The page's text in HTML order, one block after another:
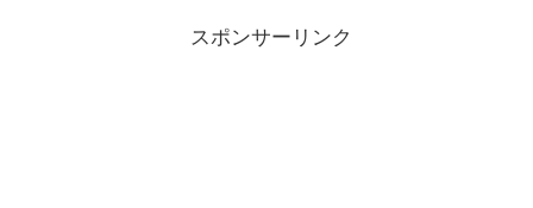
スポンサーリンク